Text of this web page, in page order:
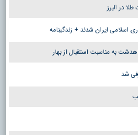
در البرز
اسلامی ایران شدند + زندگینامه
به مناسبت استقبال از بهار
شد